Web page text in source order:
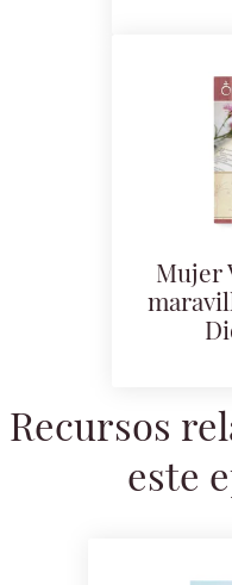
Mujer
Recursos
este